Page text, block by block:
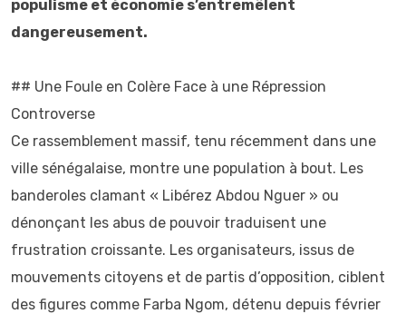
populisme et économie s’entremêlent
dangereusement.
## Une Foule en Colère Face à une Répression
Controverse
Ce rassemblement massif, tenu récemment dans une
ville sénégalaise, montre une population à bout. Les
banderoles clamant « Libérez Abdou Nguer » ou
dénonçant les abus de pouvoir traduisent une
frustration croissante. Les organisateurs, issus de
mouvements citoyens et de partis d’opposition, ciblent
des figures comme Farba Ngom, détenu depuis février